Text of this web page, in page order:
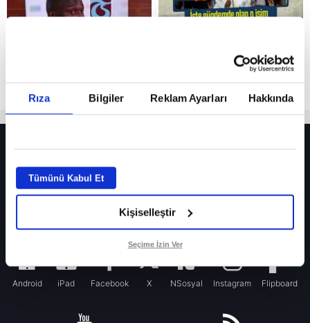
Rıza Bilgiler Reklam Ayarları Hakkında
Tümünü Kabul Et
Kişiselleştir
Seçime İzin Ver
Fenerbahçe’de sürpriz ayrılık ihtimali! Devre arasında gelmişti
Fenerbahçe’nin yeni transferi Mason Greenwood için olay sözler!
Galatasaray’da rota yeniden Thiago Almada!
Android iPad Facebook X NSosyal Instagram Flipboard